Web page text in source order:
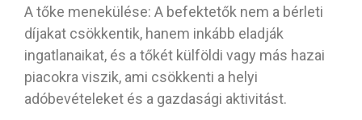
A tőke menekülése: A befektetők nem a bérleti
díjakat csökkentik, hanem inkább eladják
ingatlanaikat, és a tőkét külföldi vagy más hazai
piacokra viszik, ami csökkenti a helyi
adóbevételeket és a gazdasági aktivitást.